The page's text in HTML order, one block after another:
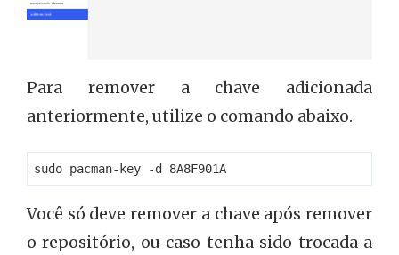
Para remover a chave adicionada
anteriormente, utilize o comando abaixo.
Você só deve remover a chave após remover
o repositório, ou caso tenha sido trocada a